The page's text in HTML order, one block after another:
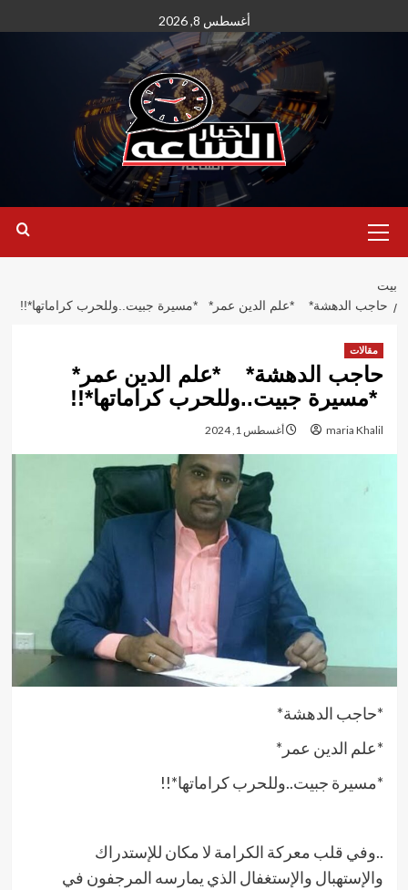
إلى
أغسطس 8, 2026
الأساسية
بيت
حاجب الدهشة* *علم الدين عمر* *مسيرة جبيت..وللحرب كراماتها*!!
مقالات
حاجب الدهشة* *علم الدين عمر*
*مسيرة جبيت..وللحرب كراماتها*!!
maria Khalil أغسطس 1, 2024
*حاجب الدهشة*
*علم الدين عمر*
*مسيرة جبيت..وللحرب كراماتها*!!
..وفي قلب معركة الكرامة لا مكان للإستدراك
والإستهبال والإستغفال الذي يمارسه المرجفون في